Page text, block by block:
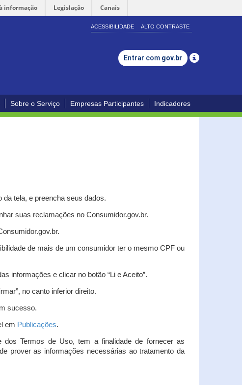
informação Legislação Canais
ACESSIBILIDADE ALTO CONTRASTE
Entrar com gov.br
Sobre o Serviço Empresas Participantes Indicadores
da tela, e preencha seus dados.
suas reclamações no Consumidor.gov.br.
de mais de um consumidor ter o mesmo CPF ou
informações e clicar no botão “Li e Aceito”.
no canto inferior direito.
sucesso.
em Publicações.
dos Termos de Uso, tem a finalidade de fornecer as
prover as informações necessárias ao tratamento da